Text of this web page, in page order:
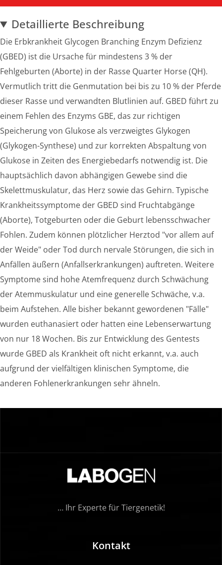
Detaillierte Beschreibung
Die Erbkrankheit Glycogen Branching Enzym Defizienz
(GBED) ist die Ursache für mindestens 3 % der
Fehlgeburten (Aborte) in der Rasse Quarter Horse (QH).
Vermutlich tritt die Genmutation bei bis zu 10 % der Pferde
dieser Rasse und verwandten Blutlinien auf. GBED führt zu
einem Fehlen des Enzyms GBE, das zur richtigen
Speicherung von Glukose als verzweigtes Glykogen
(Glykogen-Synthese) und zur korrekten Abspaltung von
Glukose in Zeiten des Energiebedarfs notwendig ist. Die
hauptsächlich davon abhängigen Gewebe sind die
Skelettmuskulatur, das Herz sowie das Gehirn. Typische
Krankheitssymptome der GBED sind Fruchtabgänge
(Aborte), Totgeburten oder die Geburt lebensschwacher
Fohlen. Zudem können plötzlicher Herztod "vor allem auf
der Weide" oder Tod durch nervale Störungen, die sich in
Anfällen äußern (Anfallserkrankungen) auftreten. Weitere
Symptome sind hohe Atemfrequenz durch Schwächung
der Atemmuskulatur und eine generelle Schwäche, v.a.
beim Aufstehen. Alle bisher bekannt gewordenen "Fälle"
wurden euthanasiert oder hatten eine Lebenserwartung
von nur 18 Wochen. Bis zur Entwicklung des Gentests
wurde GBED als Krankheit oft nicht erkannt, v.a. auch
aufgrund der vielfältigen klinischen Symptome, die
anderen Fohlenerkrankungen sehr ähneln.
… Ihr Experte für Tiergenetik!
Kontakt